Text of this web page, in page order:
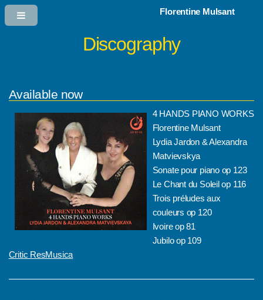
Florentine Mulsant
Discography
Available now
4 HANDS PIANO WORKS
Florentine Mulsant
Lydia Jardon & Alexandra
Matvievskya
Sonate pour piano op 123
Le Chant du Soleil op 116
Trois préludes aux
couleurs op 120
Ivoire op 81
Jubilo op 109
Critic ResMusica